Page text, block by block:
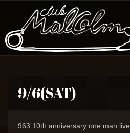
9/6(SAT)
963 10th anniversary one man live